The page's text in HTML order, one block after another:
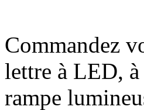
Commandez
lettre à LED, à
rampe